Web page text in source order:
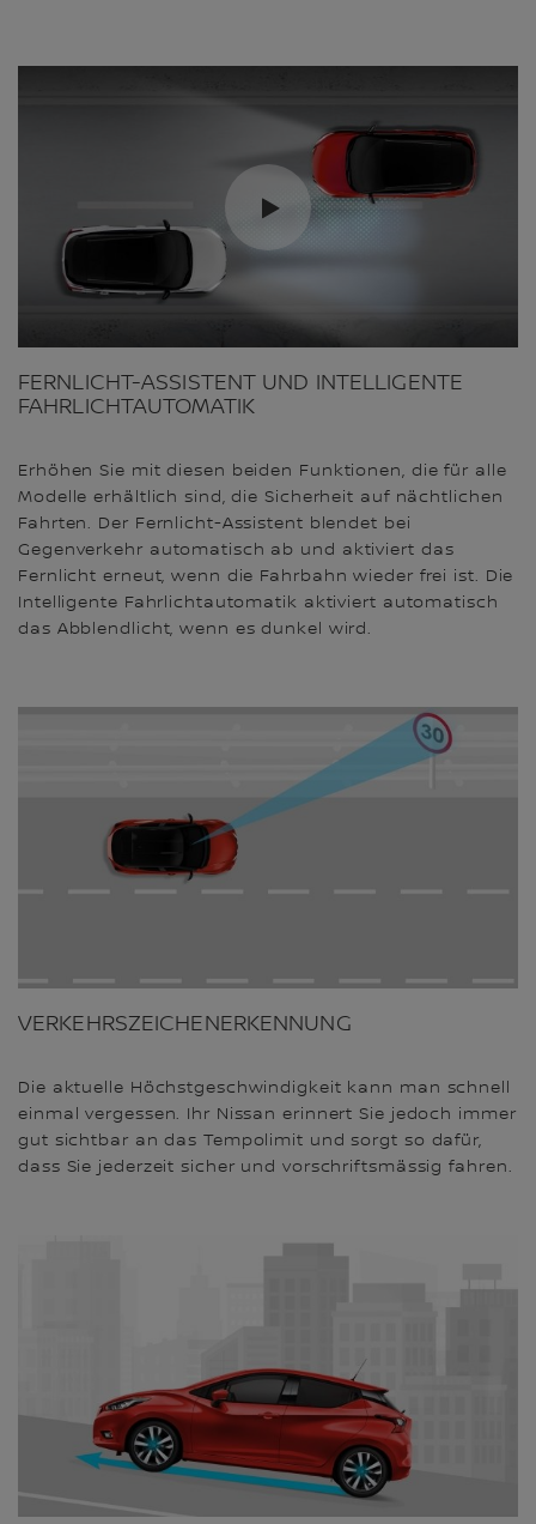
FERNLICHT-ASSISTENT UND INTELLIGENTE
FAHRLICHTAUTOMATIK
Erhöhen Sie mit diesen beiden Funktionen, die für alle
Modelle erhältlich sind, die Sicherheit auf nächtlichen
Fahrten. Der Fernlicht-Assistent blendet bei
Gegenverkehr automatisch ab und aktiviert das
Fernlicht erneut, wenn die Fahrbahn wieder frei ist. Die
Intelligente Fahrlichtautomatik aktiviert automatisch
das Abblendlicht, wenn es dunkel wird.
VERKEHRSZEICHENERKENNUNG
Die aktuelle Höchstgeschwindigkeit kann man schnell
einmal vergessen. Ihr Nissan erinnert Sie jedoch immer
gut sichtbar an das Tempolimit und sorgt so dafür,
dass Sie jederzeit sicher und vorschriftsmässig fahren.